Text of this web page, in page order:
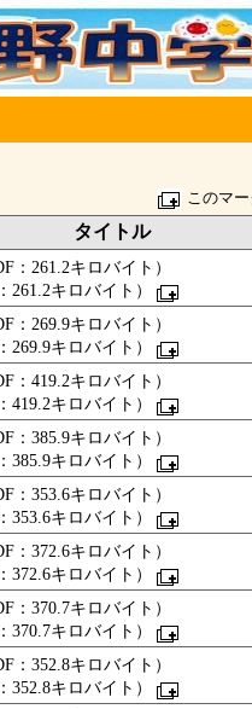
このマ
タイトル
：261.2キロバイト）
261.2キロバイト）
：269.9キロバイト）
269.9キロバイト）
：419.2キロバイト）
419.2キロバイト）
：385.9キロバイト）
385.9キロバイト）
：353.6キロバイト）
353.6キロバイト）
：372.6キロバイト）
372.6キロバイト）
：370.7キロバイト）
370.7キロバイト）
：352.8キロバイト）
352.8キロバイト）